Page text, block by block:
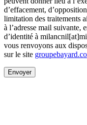
d’effacement,
limitation des traitements
à l’adresse mail suivante,
d’identité à
vous renvoyons aux
sur le site
Envoyer